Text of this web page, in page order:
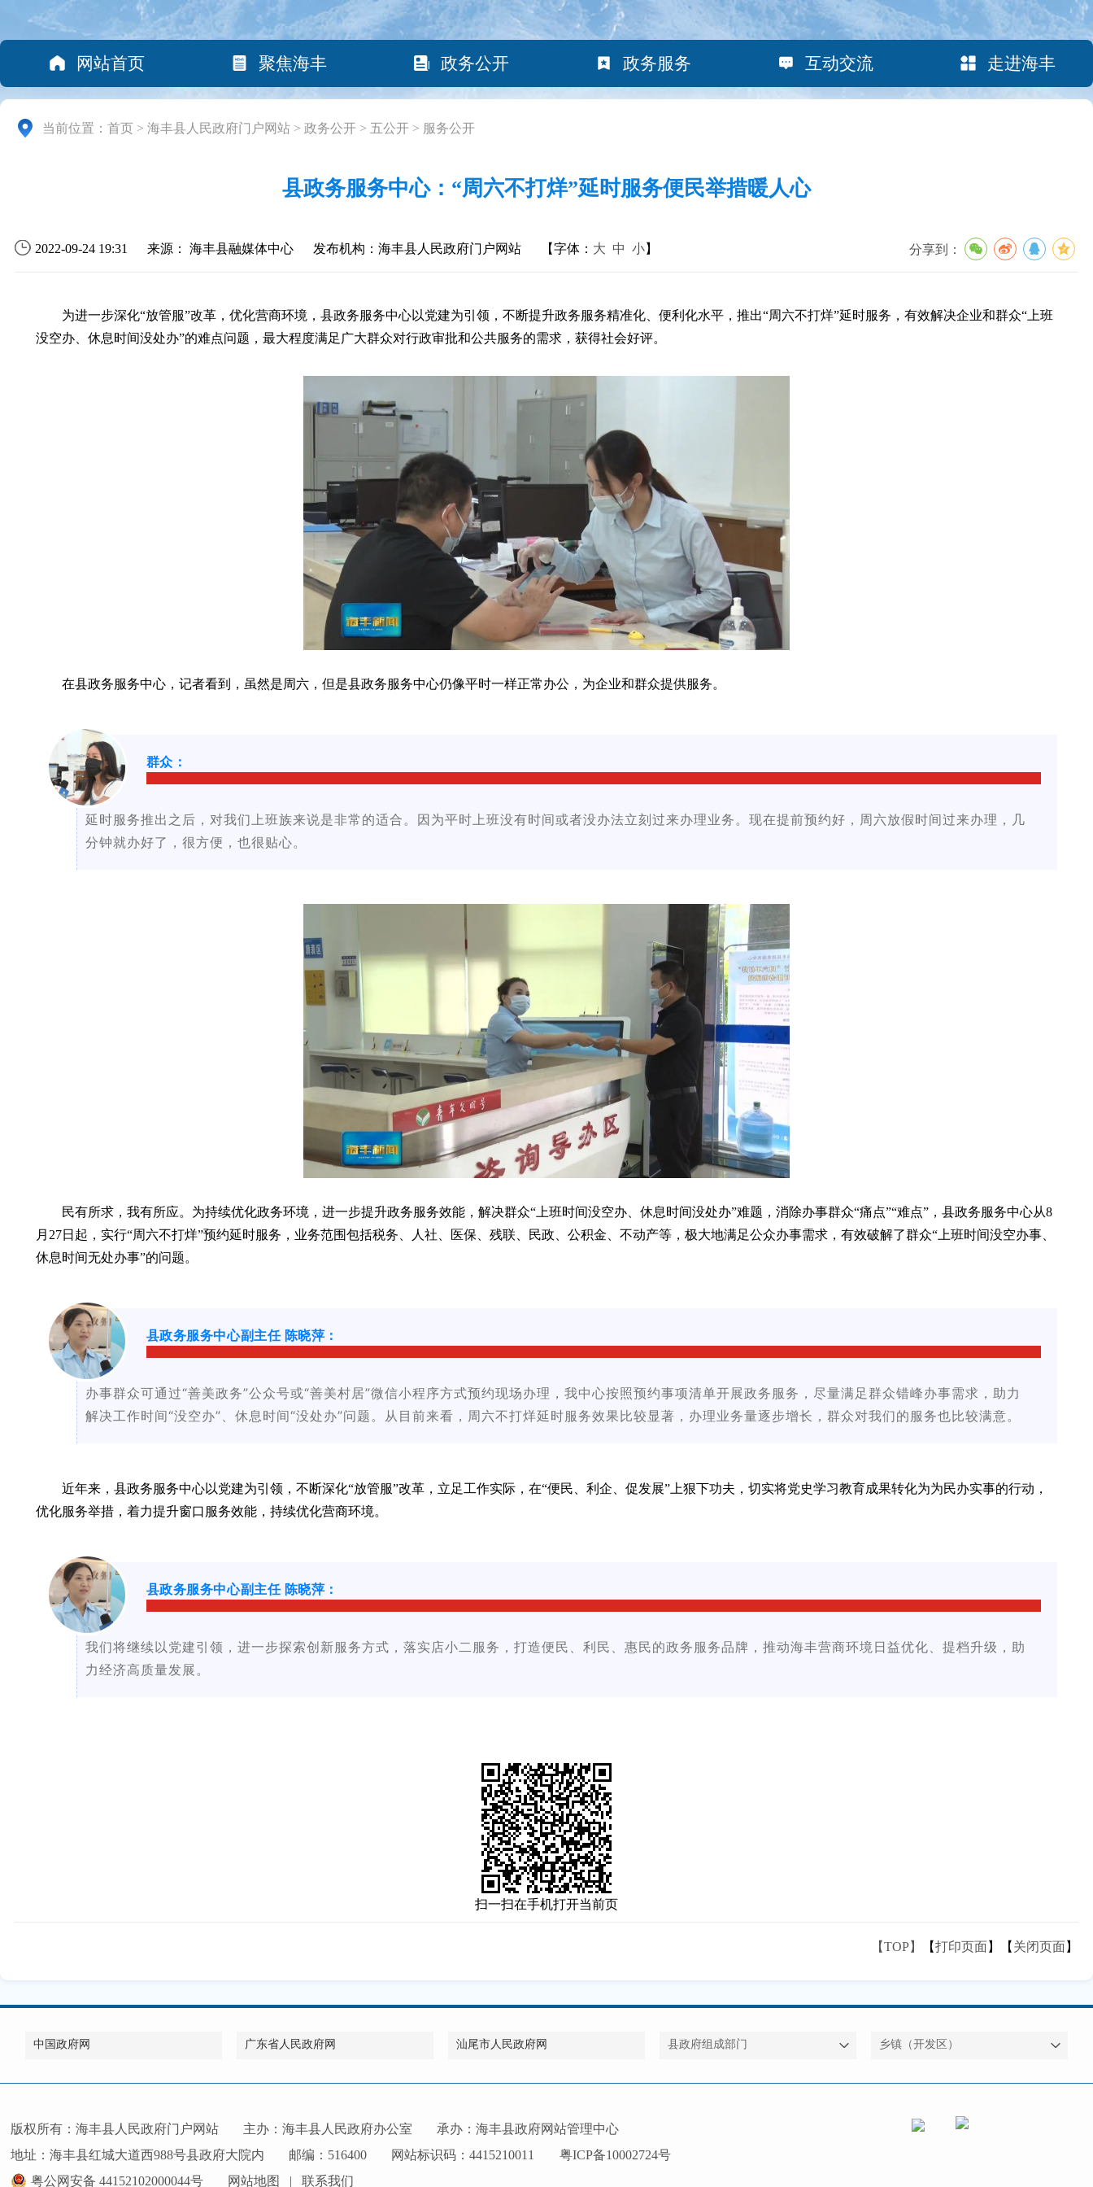
网站首页 聚焦海丰 政务公开 政务服务 互动交流 走进海丰
当前位置： 首页 > 海丰县人民政府门户网站 > 政务公开 > 五公开 > 服务公开
县政务服务中心：“周六不打烊”延时服务便民举措暖人心
2022-09-24 19:31 来源： 海丰县融媒体中心 发布机构：海丰县人民政府门户网站 【字体： 大 中 小】 分享到：
为进一步深化“放管服”改革，优化营商环境，县政务服务中心以党建为引领，不断提升政务服务精准化、便利化水平，推出“周六不打烊”延时服务，有效解决企业和群众“上班
没空办、休息时间没处办”的难点问题，最大程度满足广大群众对行政审批和公共服务的需求，获得社会好评。
在县政务服务中心，记者看到，虽然是周六，但是县政务服务中心仍像平时一样正常办公，为企业和群众提供服务。
群众：
延时服务推出之后，对我们上班族来说是非常的适合。因为平时上班没有时间或者没办法立刻过来办理业务。现在提前预约好，周六放假时间过来办理，几
分钟就办好了，很方便，也很贴心。
民有所求，我有所应。为持续优化政务环境，进一步提升政务服务效能，解决群众“上班时间没空办、休息时间没处办”难题，消除办事群众“痛点”“难点”，县政务服务中心从8
月27日起，实行“周六不打烊”预约延时服务，业务范围包括税务、人社、医保、残联、民政、公积金、不动产等，极大地满足公众办事需求，有效破解了群众“上班时间没空办事、
休息时间无处办事”的问题。
县政务服务中心副主任 陈晓萍：
办事群众可通过“善美政务”公众号或“善美村居”微信小程序方式预约现场办理，我中心按照预约事项清单开展政务服务，尽量满足群众错峰办事需求，助力
解决工作时间“没空办”、休息时间“没处办”问题。从目前来看，周六不打烊延时服务效果比较显著，办理业务量逐步增长，群众对我们的服务也比较满意。
近年来，县政务服务中心以党建为引领，不断深化“放管服”改革，立足工作实际，在“便民、利企、促发展”上狠下功夫，切实将党史学习教育成果转化为为民办实事的行动，
优化服务举措，着力提升窗口服务效能，持续优化营商环境。
县政务服务中心副主任 陈晓萍：
我们将继续以党建引领，进一步探索创新服务方式，落实店小二服务，打造便民、利民、惠民的政务服务品牌，推动海丰营商环境日益优化、提档升级，助
力经济高质量发展。
扫一扫在手机打开当前页
【TOP】 【打印页面】【 关闭页面】
中国政府网 广东省人民政府网 汕尾市人民政府网 县政府组成部门 乡镇（开发区）
版权所有：海丰县人民政府门户网站 主办：海丰县人民政府办公室
承办：海丰县政府网站管理中心
地址：海丰县红城大道西988号县政府大院内
邮编：516400 网站标识码：4415210011
粤ICP备10002724号
粤公网安备 44152102000044号
网站地图 |联系我们